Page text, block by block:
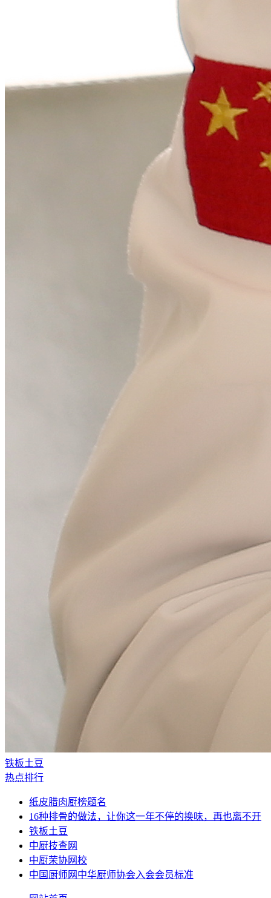
铁板土豆
热点排行
纸皮腊肉厨榜题名
16种排骨的做法，让你这一年不停的换味，再也离不开
铁板土豆
中厨技查网
中厨荣协网校
中国厨师网中华厨师协会入会会员标准